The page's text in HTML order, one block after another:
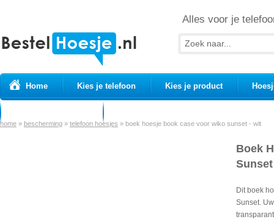
Alles voor je
Home Kies je telefoon Kies je product
home » bescherming » telefoon hoesjes » boek hoesje book case voor wiko sunset - wit
Boek
Dit boek
Sunset.